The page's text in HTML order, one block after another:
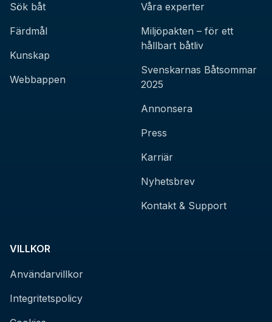
Sök båt
Färdmål
Kunskap
Webbappen
Våra experter
Miljöpakten – för ett
hållbart båtliv
Svenskarnas Båtsommar
2025
Annonsera
Press
Karriär
Nyhetsbrev
Kontakt & Support
VILLKOR
Användarvillkor
Integritetspolicy